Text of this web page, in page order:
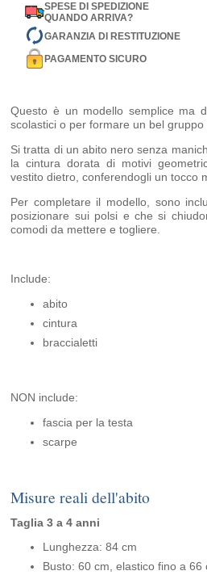
SPESE DI SPEDIZIONE
QUANDO ARRIVA?
GARANZIA DI RESTITUZIONE
PAGAMENTO SICURO
Questo è un modello semplice ma
scolastici o per formare un bel
Si tratta di un abito nero senza
la cintura dorata di motivi
vestito dietro, conferendogli un tocco
Per completare il modello, sono
posizionare sui polsi e che si
comodi da mettere e togliere.
Include:
abito
cintura
braccialetti
NON include:
fascia per la testa
scarpe
Misure reali dell'abito
Taglia 3 a 4 anni
Lunghezza: 84 cm
Busto: 60 cm, elastico fino a 66